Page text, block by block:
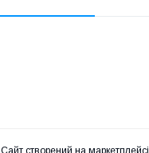
Сайт створений на маркетплейсі